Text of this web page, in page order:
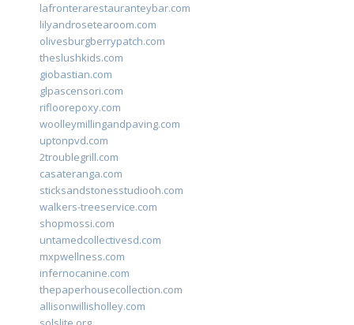
lafronterarestauranteybar.com
lilyandrosetearoom.com
olivesburgberrypatch.com
theslushkids.com
giobastian.com
glpascensori.com
rifloorepoxy.com
woolleymillingandpaving.com
uptonpvd.com
2troublegrill.com
casateranga.com
sticksandstonesstudiooh.com
walkers-treeservice.com
shopmossi.com
untamedcollectivesd.com
mxpwellness.com
infernocanine.com
thepaperhousecollection.com
allisonwillisholley.com